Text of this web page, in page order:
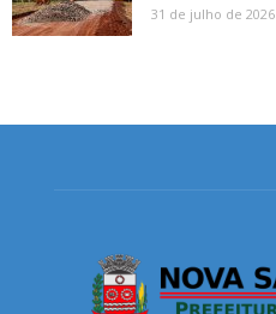
31 de julho de 2026